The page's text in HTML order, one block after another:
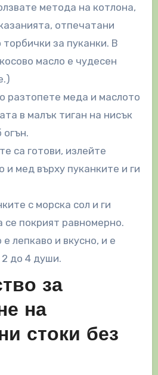
метода на котлона,
отпечатани
торбички за пуканки. В
масло е чудесен
разтопете меда и маслото
в малък тиган на нисък
са готови, излейте
и мед върху пуканките и ги
с морска сол и ги
се покрият равномерно.
лепкаво и вкусно, и е
до 4 души.
за
на
стоки без